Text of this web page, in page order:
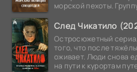
морской пехоты.
След Чикатило
Остросюжетный
того, что после
оживает. Люди снова
на пути к курортам